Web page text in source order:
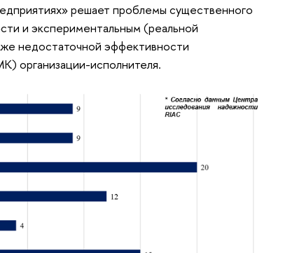
решает проблемы существенного
и экспериментальным (реальной
недостаточной эффективности
организации-исполнителя.